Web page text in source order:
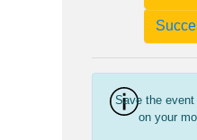
Save the
on your